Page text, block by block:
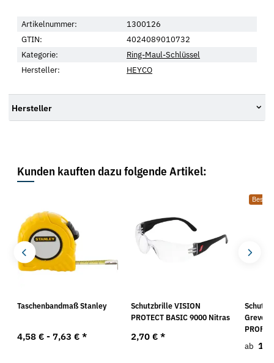
Artikelnummer:
1300126
GTIN:
4024089010732
Kategorie:
Ring-Maul-Schlüssel
Hersteller:
HEYCO
Hersteller
Kunden kauften dazu folgende Artikel:
Taschenbandmaß Stanley
4,58 € - 7,63 € *
Schutzbrille VISION
PROTECT BASIC 9000 Nitras
2,70 € *
Schutz-
Greven
ab